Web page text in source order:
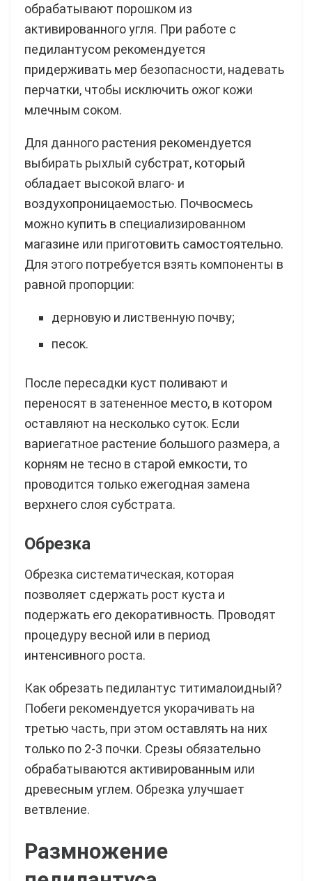
обрабатывают порошком из
активированного угля. При работе с
педилантусом рекомендуется
придерживать мер безопасности, надевать
перчатки, чтобы исключить ожог кожи
млечным соком.
Для данного растения рекомендуется
выбирать рыхлый субстрат, который
обладает высокой влаго- и
воздухопроницаемостью. Почвосмесь
можно купить в специализированном
магазине или приготовить самостоятельно.
Для этого потребуется взять компоненты в
равной пропорции:
дерновую и лиственную почву;
песок.
После пересадки куст поливают и
переносят в затененное место, в котором
оставляют на несколько суток. Если
вариегатное растение большого размера, а
корням не тесно в старой емкости, то
проводится только ежегодная замена
верхнего слоя субстрата.
Обрезка
Обрезка систематическая, которая
позволяет сдержать рост куста и
подержать его декоративность. Проводят
процедуру весной или в период
интенсивного роста.
Как обрезать педилантус титималоидный?
Побеги рекомендуется укорачивать на
третью часть, при этом оставлять на них
только по 2-3 почки. Срезы обязательно
обрабатываются активированным или
древесным углем. Обрезка улучшает
ветвление.
Размножение